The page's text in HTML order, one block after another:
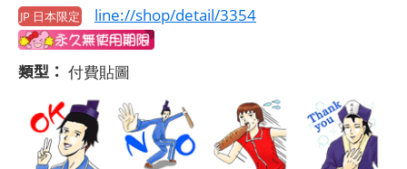
JP 日本限定 line://shop/detail/3354
類型： 付費貼圖